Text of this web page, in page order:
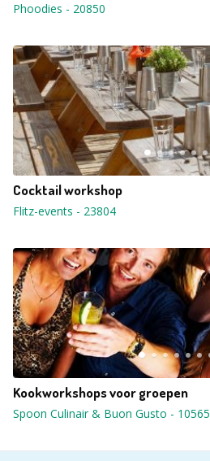
Phoodies - 20850
Cocktail workshop
Flitz-events - 23804
Kookworkshops voor groepen
Spoon Culinair & Buon Gusto - 10565